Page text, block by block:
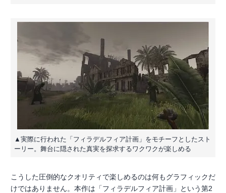
▲実際に行われた「フィラデルフィア計画」をモチーフとしたスト
ーリー。舞台に隠された真実を探求するワクワクが楽しめる
こうした圧倒的なクオリティで楽しめるのは何もグラフィックだ
けではありません。本作は「フィラデルフィア計画」という第2